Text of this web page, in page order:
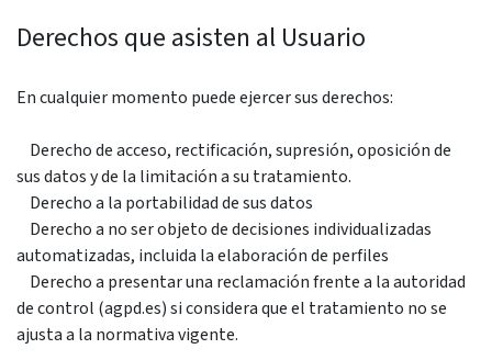
Derechos que asisten al Usuario
En cualquier momento puede ejercer sus derechos:
Derecho de acceso, rectificación, supresión, oposición de
sus datos y de la limitación a su tratamiento.
Derecho a la portabilidad de sus datos
Derecho a no ser objeto de decisiones individualizadas
automatizadas, incluida la elaboración de perfiles
Derecho a presentar una reclamación frente a la autoridad
de control (agpd.es) si considera que el tratamiento no se
ajusta a la normativa vigente.